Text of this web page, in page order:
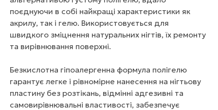
поєднуючи в собі найкращі характеристики як
акрилу, так і гелю. Використовується для
швидкого зміцнення натуральних нігтів, їх ремонту
та вирівнювання поверхні.
Безкислотна гіпоалергенна формула полігелю
гарантує легке і рівномірне нанесення на нігтьову
пластину без розтікань, відмінні адгезивні та
самовирівнювальні властивості, забезпечує